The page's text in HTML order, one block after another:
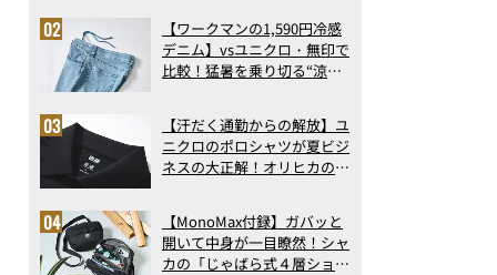
ト3】（2026年6月版）
【ワークマンの1,590円冷感
デニム】vsユニクロ・無印で
比較！猛暑を乗り切る“涼感
で決定版
【汗だく通勤からの解放】ユ
ニクロのポロシャツが夏ビジ
ネスの大正解！オリヒカの透
アの実力
【MonoMax付録】ガバッと
開いて中身が一目瞭然！シャ
カの「じゃばら式４層ショル